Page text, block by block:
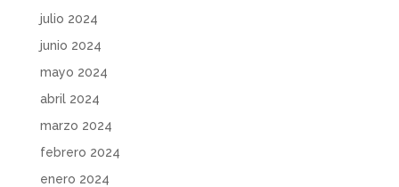
julio 2024
junio 2024
mayo 2024
abril 2024
marzo 2024
febrero 2024
enero 2024